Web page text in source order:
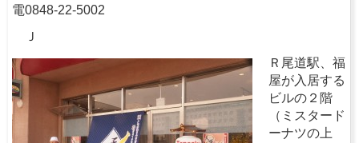
電0848-22-5002
Ｊ
Ｒ尾道駅、福
屋が入居する
ビルの２階
（ミスタード
ーナツの上